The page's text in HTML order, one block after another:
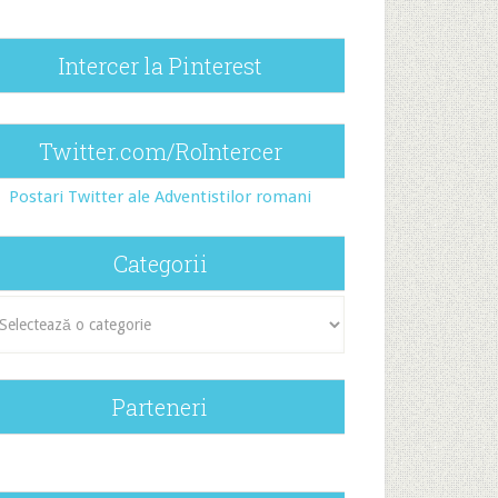
Intercer la Pinterest
Twitter.com/RoIntercer
Postari Twitter ale Adventistilor romani
Categorii
Parteneri